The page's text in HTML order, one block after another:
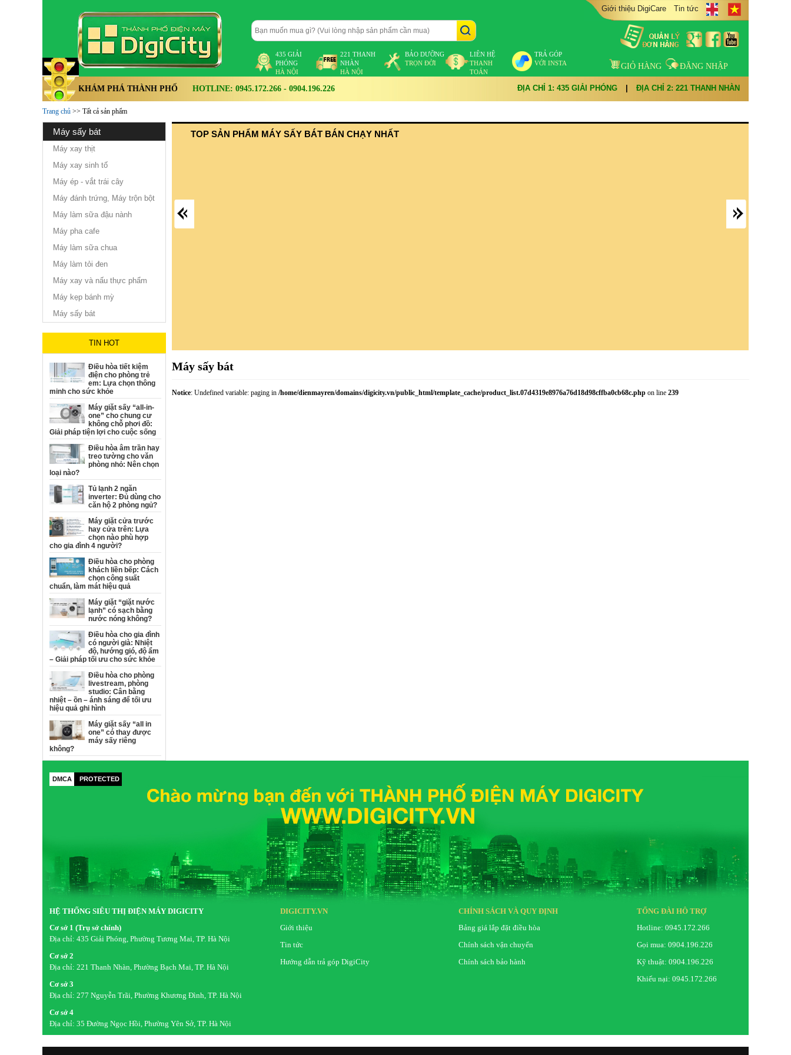
435 GIẢI
PHÓNG
HÀ NỘI
221 THANH
NHÀN
HÀ NỘI
BẢO DƯỠNG
TRỌN ĐỜI
LIÊN HỆ
THANH
TOÁN
TRẢ GÓP
VỚI INSTA
Giới thiệu DigiCare Tin tức
GIỎ HÀNG ĐĂNG NHẬP
KHÁM PHÁ THÀNH PHỐ HOTLINE: 0945.172.266 - 0904.196.226 ĐỊA CHỈ 1: 435 GIẢI PHÓNG ĐỊA CHỈ 2: 221 THANH NHÀN
Trang chủ >> Tất cả sản phẩm
máy sấy bát
Máy xay thịt
Máy xay sinh tố
Máy ép - vắt trái cây
Máy đánh trứng, Máy trộn bột
Máy làm sữa đậu nành
Máy pha cafe
Máy làm sữa chua
Máy làm tỏi đen
Máy xay và nấu thực phẩm
Máy kẹp bánh mỳ
Máy sấy bát
TIN HOT
Điều hòa tiết kiệm
điện cho phòng trẻ
em: Lựa chọn thông
minh cho sức khỏe
Máy giặt sấy “all-in-
one” cho chung cư
không chỗ phơi đồ:
Giải pháp tiện lợi cho cuộc sống
Điều hòa âm trần hay
treo tường cho văn
phòng nhỏ: Nên chọn
loại nào?
Tủ lạnh 2 ngăn
inverter: Đủ dùng cho
căn hộ 2 phòng ngủ?
Máy giặt cửa trước
hay cửa trên: Lựa
chọn nào phù hợp
cho gia đình 4 người?
Điều hòa cho phòng
khách liền bếp: Cách
chọn công suất
chuẩn, làm mát hiệu quả
Máy giặt “giặt nước
lạnh” có sạch bằng
nước nóng không?
Điều hòa cho gia đình
có người già: Nhiệt
độ, hướng gió, độ ẩm
– Giải pháp tối ưu cho sức khỏe
Điều hòa cho phòng
livestream, phòng
studio: Cân bằng
nhiệt – ồn – ánh sáng để tối ưu
hiệu quả ghi hình
Máy giặt sấy “all in
one” có thay được
máy sấy riêng
không?
TOP SẢN PHẨM MÁY SẤY BÁT BÁN CHẠY NHẤT
Máy sấy bát
Notice: Undefined variable: paging in /home/dienmayren/domains/digicity.vn/public_html/template_cache/product_list.07d4319e8976a76d18d98cffba0cb68c.php on line 239
DMCA PROTECTED
HỆ THỐNG SIÊU THỊ ĐIỆN MÁY DIGICITY
Cơ sở 1 (Trụ sở chính)
Địa chỉ: 435 Giải Phóng, Phường Tương Mai, TP. Hà Nội
Cơ sở 2
Địa chỉ: 221 Thanh Nhàn, Phường Bạch Mai, TP. Hà Nội
Cơ sở 3
Địa chỉ: 277 Nguyễn Trãi, Phường Khương Đình, TP. Hà Nội
Cơ sở 4
Địa chỉ: 35 Đường Ngọc Hồi, Phường Yên Sở, TP. Hà Nội
DIGICITY.VN
Giới thiệu
Tin tức
Hướng dẫn trả góp DigiCity
CHÍNH SÁCH VÀ QUY ĐỊNH
Bảng giá lắp đặt điều hòa
Chính sách vận chuyển
Chính sách bảo hành
TỔNG ĐÀI HỖ TRỢ
Hotline: 0945.172.266
Gọi mua: 0904.196.226
Kỹ thuật: 0904.196.226
Khiếu nại: 0945.172.266